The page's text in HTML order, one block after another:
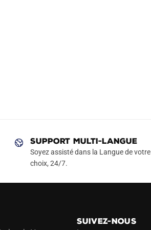
SUPPORT MULTI-LANGUE
Soyez assisté dans la Langue de votre
choix, 24/7.
SUIVEZ-NOUS